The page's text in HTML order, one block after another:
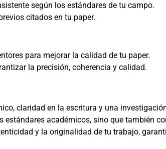
según los estándares de tu campo.
citados en tu paper.
para mejorar la calidad de tu paper.
la precisión, coherencia y calidad.
claridad en la escritura y una
académicos, sino que también
y la originalidad de tu trabajo,